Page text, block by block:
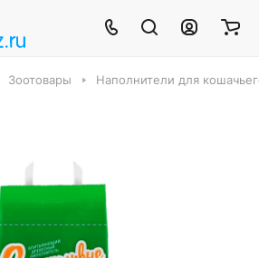
Зоотовары Наполнители для